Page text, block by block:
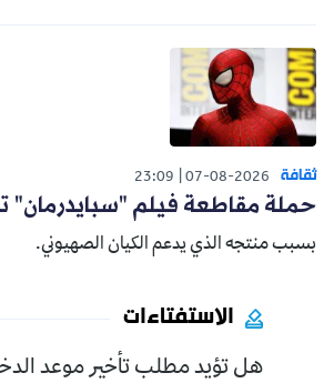
ثقافة 07-08-2026
23:09
حملة مقاطعة فيلم "سبايدرمان"
بسبب منتجه الذي يدعم الكيان الصهيوني.
الاستفتاءات
هل تؤيد مطلب تأخير موعد